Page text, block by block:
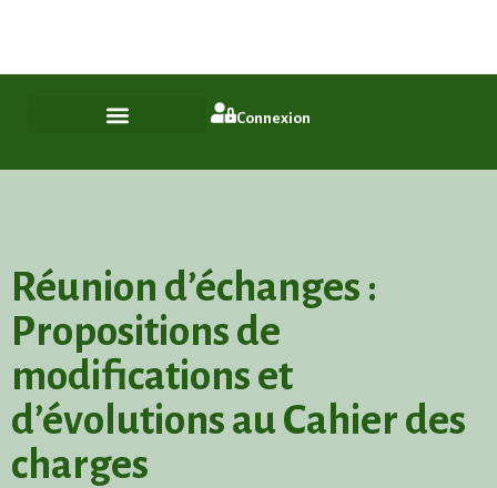
Connexion
Réunion d’échanges :
Propositions de
modifications et
d’évolutions au Cahier des
charges